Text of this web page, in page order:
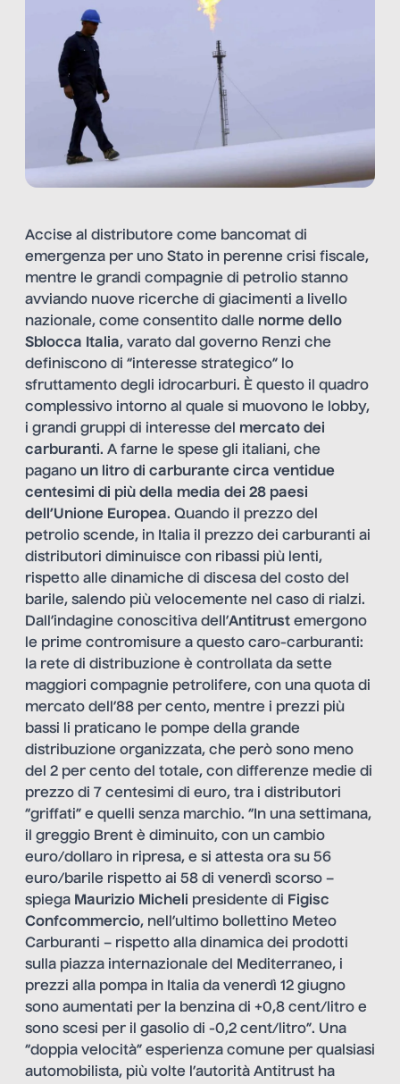
Accise al distributore come bancomat di
emergenza per uno Stato in perenne crisi fiscale,
mentre le grandi compagnie di petrolio stanno
avviando nuove ricerche di giacimenti a livello
nazionale, come consentito dalle norme dello
Sblocca Italia, varato dal governo Renzi che
definiscono di “interesse strategico” lo
sfruttamento degli idrocarburi. È questo il quadro
complessivo intorno al quale si muovono le lobby,
i grandi gruppi di interesse del mercato dei
carburanti. A farne le spese gli italiani, che
pagano un litro di carburante circa ventidue
centesimi di più della media dei 28 paesi
dell’Unione Europea. Quando il prezzo del
petrolio scende, in Italia il prezzo dei carburanti ai
distributori diminuisce con ribassi più lenti,
rispetto alle dinamiche di discesa del costo del
barile, salendo più velocemente nel caso di rialzi.
Dall’indagine conoscitiva dell’Antitrust emergono
le prime contromisure a questo caro-carburanti:
la rete di distribuzione è controllata da sette
maggiori compagnie petrolifere, con una quota di
mercato dell’88 per cento, mentre i prezzi più
bassi li praticano le pompe della grande
distribuzione organizzata, che però sono meno
del 2 per cento del totale, con differenze medie di
prezzo di 7 centesimi di euro, tra i distributori
“griffati” e quelli senza marchio. “In una settimana,
il greggio Brent è diminuito, con un cambio
euro/dollaro in ripresa, e si attesta ora su 56
euro/barile rispetto ai 58 di venerdì scorso –
spiega Maurizio Micheli presidente di Figisc
Confcommercio, nell’ultimo bollettino Meteo
Carburanti – rispetto alla dinamica dei prodotti
sulla piazza internazionale del Mediterraneo, i
prezzi alla pompa in Italia da venerdì 12 giugno
sono aumentati per la benzina di +0,8 cent/litro e
sono scesi per il gasolio di -0,2 cent/litro”. Una
“doppia velocità” esperienza comune per qualsiasi
automobilista, più volte l’autorità Antitrust ha